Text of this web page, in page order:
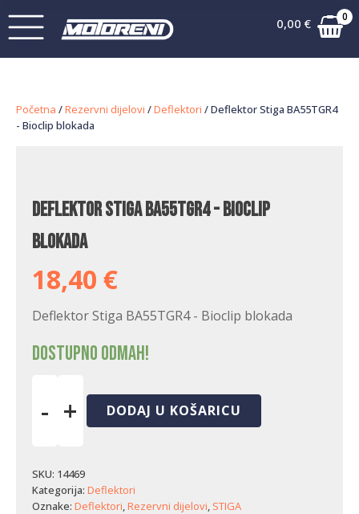
0,00 € 0
Početna /Rezervni dijelovi /Deflektori / Deflektor Stiga BA55TGR4
- Bioclip blokada
Deflektor Stiga BA55TGR4 - Bioclip
blokada
18,40 €
Deflektor Stiga BA55TGR4 - Bioclip blokada
Dostupno odmah!
-
-
Bioclip
blokada
+ DODAJ U KOŠARICU
SKU: 14469
Kategorija: Deflektori
Oznake: Deflektori,Rezervni dijelovi, STIGA